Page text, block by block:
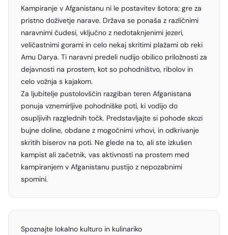
Kampiranje v Afganistanu ni le postavitev šotora; gre za
pristno doživetje narave. Država se ponaša z različnimi
naravnimi čudesi, vključno z nedotaknjenimi jezeri,
veličastnimi gorami in celo nekaj skritimi plažami ob reki
Amu Darya. Ti naravni predeli nudijo obilico priložnosti za
dejavnosti na prostem, kot so pohodništvo, ribolov in
celo vožnja s kajakom.
Za ljubitelje pustolovščin razgiban teren Afganistana
ponuja vznemirljive pohodniške poti, ki vodijo do
osupljivih razglednih točk. Predstavljajte si pohode skozi
bujne doline, obdane z mogočnimi vrhovi, in odkrivanje
skritih biserov na poti. Ne glede na to, ali ste izkušen
kampist ali začetnik, vas aktivnosti na prostem med
kampiranjem v Afganistanu pustijo z nepozabnimi
spomini.
Spoznajte lokalno kulturo in kulinariko